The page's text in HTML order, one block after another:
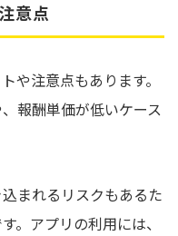
意点
や注意点もあります。
報酬単価が低いケース
まれるリスクもあるた
。アプリの利用には、